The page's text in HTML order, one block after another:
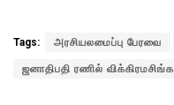
Tags: அரசியலமைப்பு பேரவை
ஜனாதிபதி ரணில் விக்கிரமசிங்க